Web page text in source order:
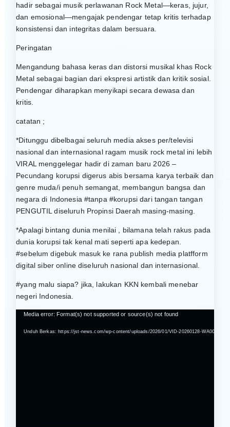
hadir sebagai musik perlawanan Rock Metal—keras, jujur,
dan emosional—mengajak pendengar tetap kritis terhadap
konsistensi dan integritas dalam bersuara.
Peringatan
Mengandung bahasa keras dan distorsi musikal khas Rock
Metal sebagai bagian dari ekspresi artistik dan kritik sosial.
Pendengar diharapkan menyikapi secara dewasa dan
kritis.
catatan ;
*Ditunggu dibelbagai seluruh media akses per/televisi
nasional dan internasional ragam musik rock metal ini lebih
VIRAL menggelegar hadir di zaman baru 2026 –
Pecundang korupsi digerus abis bersama karya terbaik dan
genre muda/i penuh semangat, membangun bangsa dan
negara di Indonesia #tanpa #korupsi dari tangan tangan
PENGUTIL diseluruh Propinsi Daerah masing-masing.
*Apalagi bintang dunia menilai , bilamana telah rakus pada
dunia korupsi tak kenal mati seperti apa kedepan.
#sebelum digebuk masuk ke rana publish media platfform
digital siber online diseluruh nasional dan internasional.
#yang malu siapa? jika, lakukan KKN kembali menebar
negeri Indonesia.
Media error: Format(s) not supported or source(s) not found
Unduh Berkas: https://jst-news.com/wp-content/uploads/2026/01/VID-20260128-